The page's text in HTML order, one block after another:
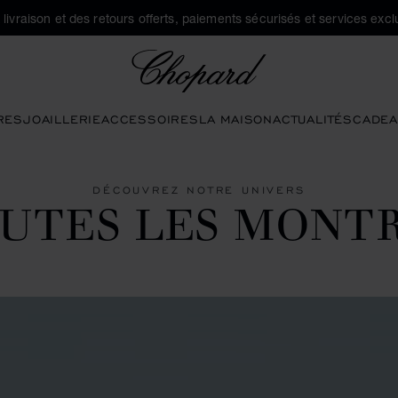
livraison et des retours offerts, paiements sécurisés et services
JOAILLERIEACCESSOIRESLA MAISONACTUALITÉS
DÉCOUVREZ NOTRE UNIVERS
LES